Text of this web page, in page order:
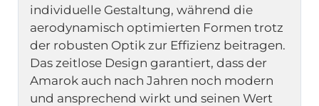
individuelle Gestaltung, während die
aerodynamisch optimierten Formen trotz
der robusten Optik zur Effizienz beitragen.
Das zeitlose Design garantiert, dass der
Amarok auch nach Jahren noch modern
und ansprechend wirkt und seinen Wert